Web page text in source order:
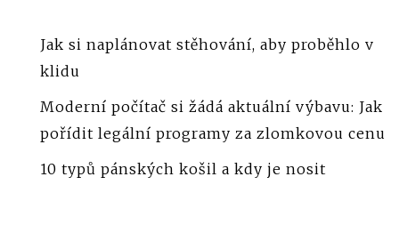
Jak si naplánovat stěhování, aby proběhlo v
klidu
Moderní počítač si žádá aktuální výbavu: Jak
pořídit legální programy za zlomkovou cenu
10 typů pánských košil a kdy je nosit